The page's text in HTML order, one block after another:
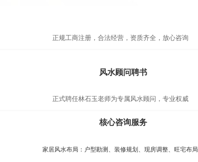
正规工商注册，合法经营，资质齐全，放心咨询
风水顾问聘书
正式聘任林石玉老师为专属风水顾问，专业权威
核心咨询服务
家居风水布局：户型勘测、装修规划、现房调整、旺宅布局